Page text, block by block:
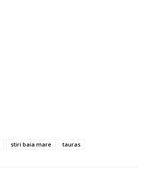
stiri baia mare tauras